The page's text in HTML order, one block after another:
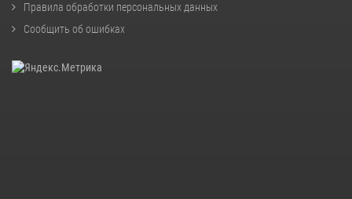
Правила обработки персональных данных
Сообщить об ошибках